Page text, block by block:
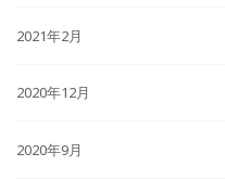
2021年2月
2020年12月
2020年9月